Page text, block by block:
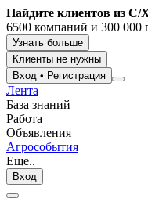
Найдите клиентов из С/
6500 компаний и 300 000
Узнать больше
Клиенты не нужны
Вход • Регистрация
Лента
База знаний
Работа
Объявления
Агрособытия
Еще..
Вход